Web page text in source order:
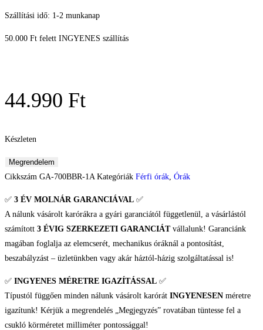
Szállítási idő: 1-2 munkanap
50.000 Ft felett INGYENES szállítás
44.990 Ft
Készleten
Megrendelem
Cikkszám GA-700BBR-1A Kategóriák Férfi órák, Órák
✅ 3 ÉV MOLNÁR GARANCIÁVAL ✅
A nálunk vásárolt karórákra a gyári garanciától függetlenül, a vásárlástól
számított 3 ÉVIG SZERKEZETI GARANCIÁTvállalunk! Garanciánk
magában foglalja az elemcserét, mechanikus óráknál a pontosítást,
beszabályzást – üzletünkben vagy akár háztól-házig szolgáltatással is!
✅ INGYENES MÉRETRE IGAZÍTÁSSAL ✅
Típustól függően minden nálunk vásárolt karórát INGYENESEN méretre
igazítunk! Kérjük a megrendelés „Megjegyzés” rovatában tüntesse fel a
csukló körméretet milliméter pontossággal!